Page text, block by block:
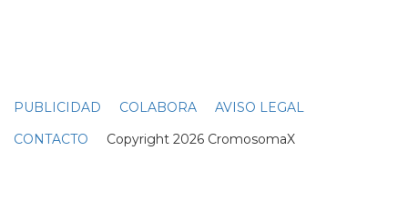
PUBLICIDAD COLABORA
AVISO LEGAL
CONTACTO Copyright 2026 CromosomaX